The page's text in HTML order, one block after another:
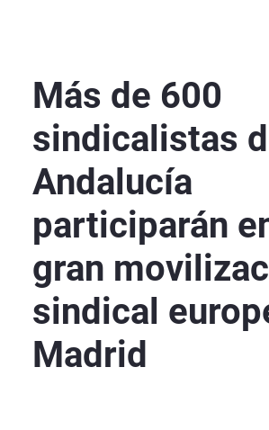
Más de 600
sindicalistas
Andalucía
participarán
gran
sindical
Madrid